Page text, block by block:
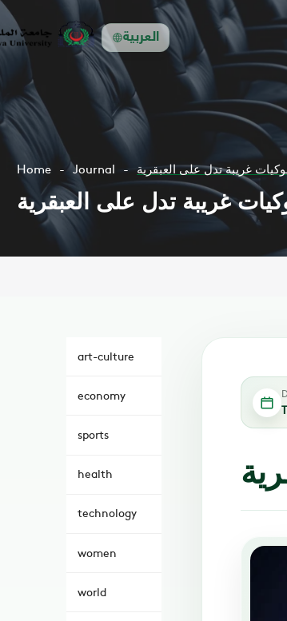
العربية
Home Journal غريبة تدل على العبقرية
غريبة تدل على العبقرية
art-culture
economy
sports
health
technology
women
world